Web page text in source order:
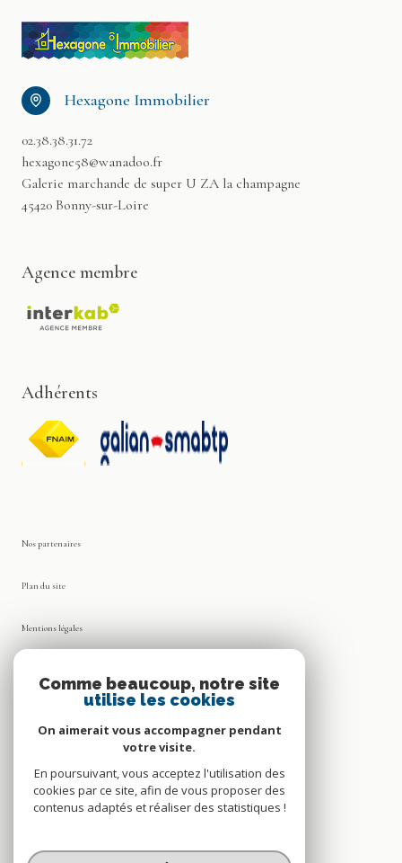
Hexagone Immobilier
02.38.38.31.72
hexagone58@wanadoo.fr
Galerie marchande de super U ZA la champagne
45420 Bonny-sur-Loire
Agence membre
Adhérents
Nos partenaires
Plan du site
Mentions légales
Cookies
© 2026 | Tous droits réservés
Comme beaucoup, notre site
utilise les cookies
On aimerait vous accompagner pendant
votre visite.
En poursuivant, vous acceptez l'utilisation des
cookies par ce site, afin de vous proposer des
contenus adaptés et réaliser des statistiques !